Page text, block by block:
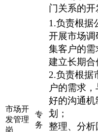
门关系的开
市场开
发管理
岗
专
务
1.负责根据
开展市场
集客户的
建立长期合
2.负责根据
户的需求
好的沟通
划； 3.
整理、分析